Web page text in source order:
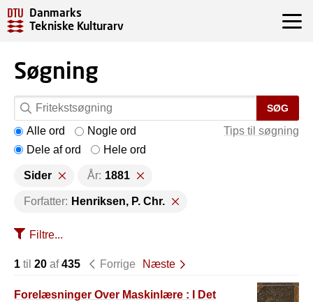
Danmarks
Tekniske Kulturarv
Søgning
SØG
Tips til søgning
Alle ord
Nogle ord
Dele af ord
Hele ord
Sider År: 1881
Forfatter: Henriksen, P. Chr.
Filtre...
1 til 20 af435 Forrige Næste
Forelæsninger Over Maskinlære : I Det